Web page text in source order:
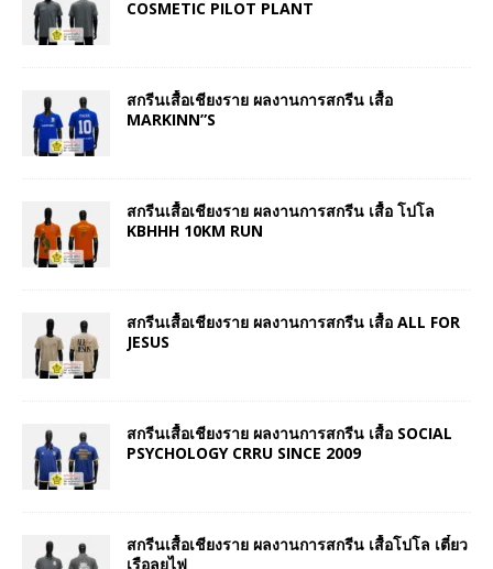
COSMETIC PILOT PLANT
สกรีนเสื้อเชียงราย ผลงานการสกรีน เสื้อ
MARKINN”S
สกรีนเสื้อเชียงราย ผลงานการสกรีน เสื้อ โปโล
KBHHH 10KM RUN
สกรีนเสื้อเชียงราย ผลงานการสกรีน เสื้อ ALL FOR
JESUS
สกรีนเสื้อเชียงราย ผลงานการสกรีน เสื้อ SOCIAL
PSYCHOLOGY CRRU SINCE 2009
สกรีนเสื้อเชียงราย ผลงานการสกรีน เสื้อโปโล เตี๋ยว
เรือลุยไฟ